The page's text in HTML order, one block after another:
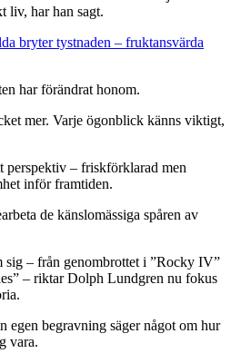
liv, har han sagt.
bryter tystnaden – fruktansvärda
har förändrat honom.
mer. Varje ögonblick känns viktigt,
perspektiv – friskförklarad men
inför framtiden.
de känslomässiga spåren av
sig – från genombrottet i ”Rocky IV”
– riktar Dolph Lundgren nu fokus
egen begravning säger något om hur
vara.